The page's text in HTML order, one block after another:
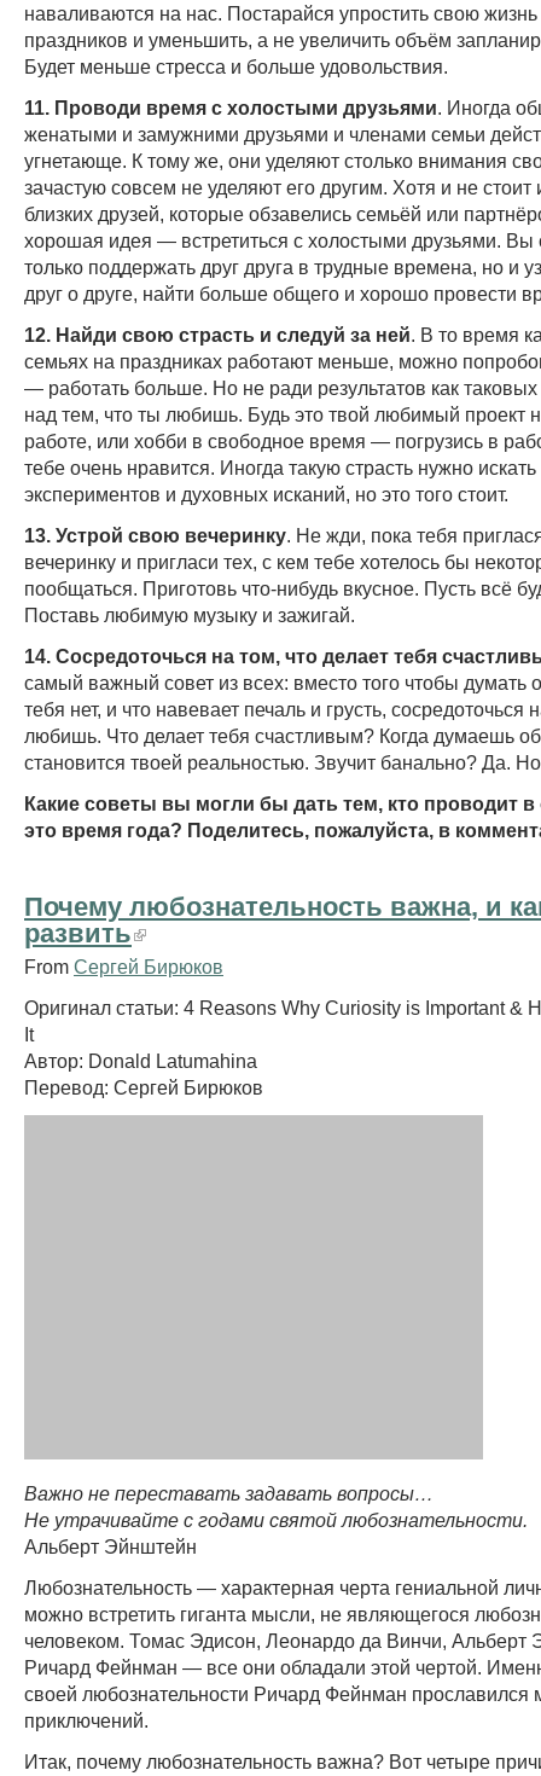
наваливаются на нас. Постарайся упростить свою жизнь
праздников и уменьшить, а не увеличить объём
Будет меньше стресса и больше удовольствия.
11. Проводи время с холостыми друзьями . Иногда
женатыми и замужними друзьями и членами семьи
угнетающе. К тому же, они уделяют столько внимания
зачастую совсем не уделяют его другим. Хотя и не стоит
близких друзей, которые обзавелись семьёй или
хорошая идея — встретиться с холостыми друзьями. Вы
только поддержать друг друга в трудные времена, но и
друг о друге, найти больше общего и хорошо провести
12. Найди свою страсть и следуй за ней . В то время
семьях на праздниках работают меньше, можно
— работать больше. Но не ради результатов как
над тем, что ты любишь. Будь это твой любимый проект
работе, или хобби в свободное время — погрузись в
тебе очень нравится. Иногда такую страсть нужно
экспериментов и духовных исканий, но это того стоит.
13. Устрой свою вечеринку . Не жди, пока тебя
вечеринку и пригласи тех, с кем тебе хотелось бы
пообщаться. Приготовь что-нибудь вкусное. Пусть всё
Поставь любимую музыку и зажигай.
14. Сосредоточься на том, что делает тебя
самый важный совет из всех: вместо того чтобы думать
тебя нет, и что навевает печаль и грусть, сосредоточься
любишь. Что делает тебя счастливым? Когда думаешь
становится твоей реальностью. Звучит банально? Да. Но
Какие советы вы могли бы дать тем, кто проводит в
это время года? Поделитесь, пожалуйста, в
Почему любознательность важна, и
развить
From Сергей Бирюков
Оригинал статьи: 4 Reasons Why Curiosity is Important &
It
Автор: Donald Latumahina
Перевод: Сергей Бирюков
Важно не переставать задавать вопросы…
Не утрачивайте с годами святой любознательности.
Альберт Эйнштейн
Любознательность — характерная черта гениальной
можно встретить гиганта мысли, не являющегося
человеком. Томас Эдисон, Леонардо да Винчи, Альберт
Ричард Фейнман — все они обладали этой чертой.
своей любознательности Ричард Фейнман прославился
приключений.
Итак, почему любознательность важна? Вот четыре